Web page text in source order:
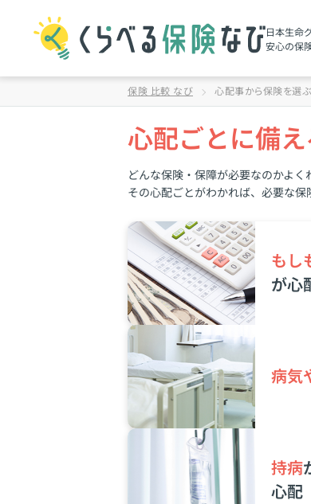
日本生命
安心の保
保険 比較 なび 心配事から保険を選ぶ
心配ごとに備え
どんな保険・保障が必要なのかよ
その心配ごとがわかれば、必要な保
もし
が⼼
病気
持病
⼼配